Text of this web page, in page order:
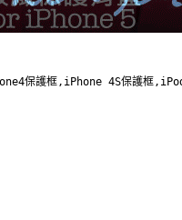
保護框,iPhone 4S保護框